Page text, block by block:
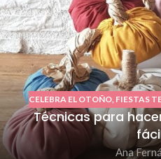
CELEBRA EL OTOÑO FIESTAS
Técnicas para
Ana